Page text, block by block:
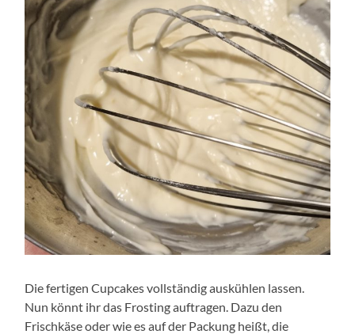
Die fertigen Cupcakes vollständig auskühlen lassen.
Nun könnt ihr das Frosting auftragen. Dazu den
Frischkäse oder wie es auf der Packung heißt, die